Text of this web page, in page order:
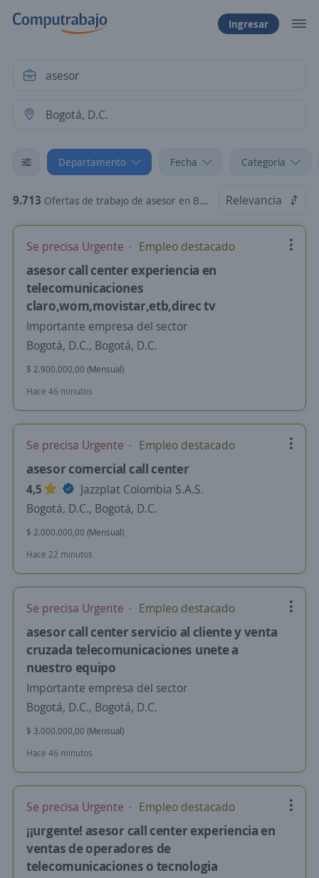
Ingresar
Departamento Fecha Categoría
9.713 Ofertas de trabajo de asesor en Bogotá, D.C. Relevancia
Se precisa Urgente Empleo destacado
asesor call center experiencia en
telecomunicaciones
claro,wom,movistar,etb,direc tv
Importante empresa del sector
Bogotá, D.C., Bogotá, D.C.
$ 2.900.000,00 (Mensual)
Hace 46 minutos
Se precisa Urgente Empleo destacado
asesor comercial call center
4,5
Jazzplat Colombia S.A.S.
Bogotá, D.C., Bogotá, D.C.
$ 2.000.000,00 (Mensual)
Hace 22 minutos
Se precisa Urgente Empleo destacado
asesor call center servicio al cliente y venta
cruzada telecomunicaciones unete a
nuestro equipo
Importante empresa del sector
Bogotá, D.C., Bogotá, D.C.
$ 3.000.000,00 (Mensual)
Hace 46 minutos
Se precisa Urgente Empleo destacado
¡¡urgente! asesor call center experiencia en
ventas de operadores de
telecomunicaciones o tecnologia